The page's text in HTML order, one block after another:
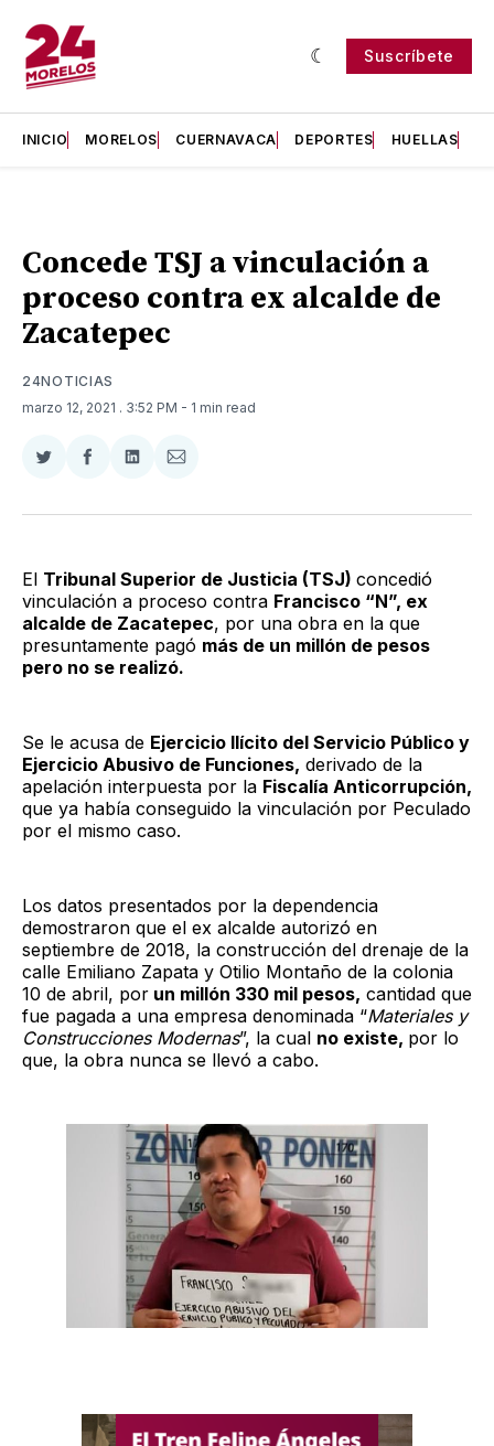
Suscríbete
INICIO MORELOS CUERNAVACA DEPORTES HUELLAS
Concede TSJ a vinculación a
proceso contra ex alcalde de
Zacatepec
24NOTICIAS
marzo 12, 2021 . 3:52 PM - 1 min read
Compartir
Twitter
Compartir
Facebook
Compartir
LinkedIn
Compartir
Email
El Tribunal Superior de Justicia (TSJ) concedió
vinculación a proceso contra Francisco “N”, ex
alcalde de Zacatepec, por una obra en la que
presuntamente pagó más de un millón de pesos
pero no se realizó.
Se le acusa de Ejercicio Ilícito del Servicio Público y
Ejercicio Abusivo de Funciones, derivado de la
apelación interpuesta por la Fiscalía Anticorrupción,
que ya había conseguido la vinculación por Peculado
por el mismo caso.
Los datos presentados por la dependencia
demostraron que el ex alcalde autorizó en
septiembre de 2018, la construcción del drenaje de la
calle Emiliano Zapata y Otilio Montaño de la colonia
10 de abril, por un millón 330 mil pesos, cantidad que
fue pagada a una empresa denominada “Materiales y
Construcciones Modernas”, la cual no existe, por lo
que, la obra nunca se llevó a cabo.